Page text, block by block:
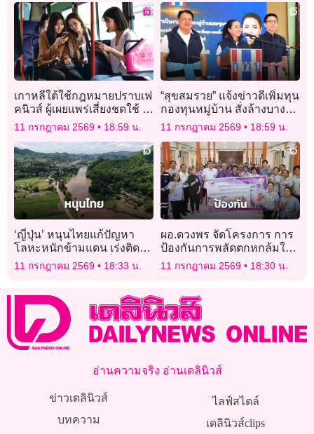
เกาหลีใต้ใช้กฎหมายปราบเฟ
คนิวส์ ผู้เผยแพร่เสี่ยงชดใช้ 5
เท่าของความเสียหาย
11 กรกฎาคม 2569 18:59 น.
“สุขสมรวย” แจ้งข่าวดีเพิ่มทุน
กองทุนหมู่บ้าน สั่งล้างบาง
ทุจริต เปิดช่องทางรับแจ้ง
เบาะแส
11 กรกฎาคม 2569 18:59 น.
‘ญี่ปุ่น’ หนุนไทยแก้ปัญหา
โลหะหนักข้ามแดน เร่งติดตั้ง
ระบบกำจัดสารหนูเพื่อความ
ปลอดภัยของประชาชน
11 กรกฎาคม 2569 18:33 น.
ผอ.ดวงพร จัดโครงการ การ
ป้องกันการพลัดตกหกล้มในผู้
สูงอายุและการดูแลผู้ป่วย
สะโพกหักแบบไร้รอยต่อ
11 กรกฎาคม 2569 18:30 น.
อ่านความจริง อ่านเดลินิวส์
ข่าวเดลินิวส์
บทความ
ไลฟ์สไตล์
เดลินิวส์clips